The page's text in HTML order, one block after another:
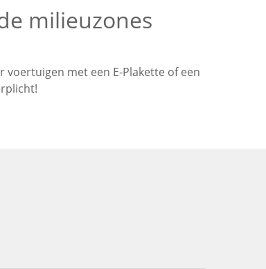
milieuzones
voertuigen met een E-Plakette of een